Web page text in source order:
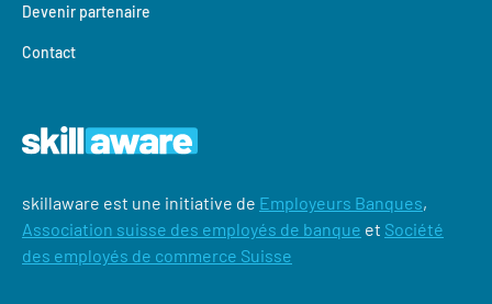
Devenir partenaire
Contact
skillaware est une initiative de Employeurs Banques,
Association suisse des employés de banque et Société
des employés de commerce Suisse